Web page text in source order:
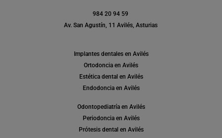
984 20 94 59
Av. San Agustín, 11 Avilés, Asturias
Implantes dentales en Avilés
Ortodoncia en Avilés
Estética dental en Avilés
Endodoncia en Avilés
Odontopediatría en Avilés
Periodoncia en Avilés
Prótesis dental en Avilés